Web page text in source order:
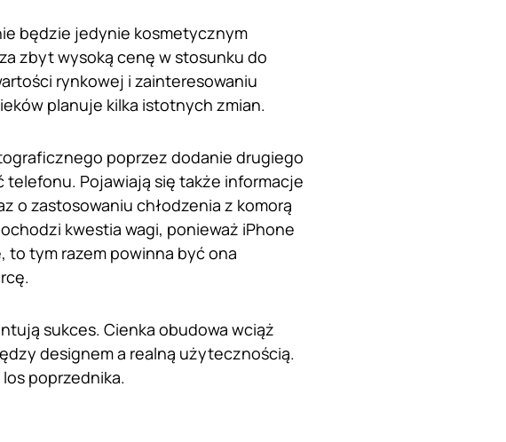
będzie jedynie kosmetycznym
zbyt wysoką cenę w stosunku do
rynkowej i zainteresowaniu
planuje kilka istotnych zmian.
poprzez dodanie drugiego
Pojawiają się także informacje
o zastosowaniu chłodzenia z komorą
kwestia wagi, ponieważ iPhone
to tym razem powinna być ona
sukces. Cienka obudowa wciąż
designem a realną użytecznością.
poprzednika.